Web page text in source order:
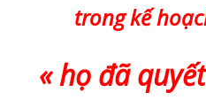
trong kế
« họ đã